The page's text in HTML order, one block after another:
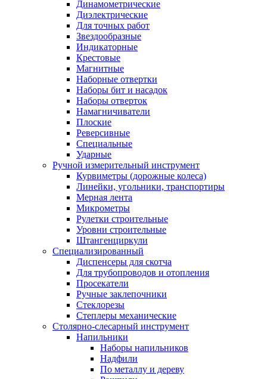
Динамометрические
Диэлектрические
Для точных работ
Звездообразные
Индикаторные
Крестовые
Магнитные
Наборные отвертки
Наборы бит и насадок
Наборы отверток
Намагничиватели
Плоские
Реверсивные
Специальные
Ударные
Ручной измерительный инструмент
Курвиметры (дорожные колеса)
Линейки, угольники, транспортиры
Мерная лента
Микрометры
Рулетки строительные
Уровни строительные
Штангенциркули
Специализированный
Диспенсеры для скотча
Для трубопроводов и отопления
Просекатели
Ручные заклепочники
Стеклорезы
Степлеры механические
Столярно-слесарный инструмент
Напильники
Наборы напильников
Надфили
По металлу и дереву